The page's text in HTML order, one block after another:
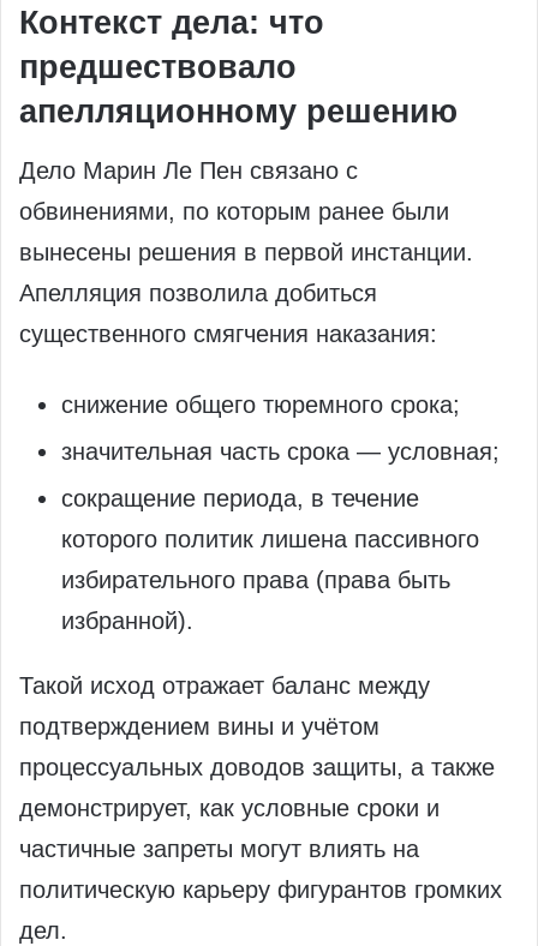
Контекст дела: что
предшествовало
апелляционному решению
Дело Марин Ле Пен связано с
обвинениями, по которым ранее были
вынесены решения в первой инстанции.
Апелляция позволила добиться
существенного смягчения наказания:
снижение общего тюремного срока;
значительная часть срока — условная;
сокращение периода, в течение
которого политик лишена пассивного
избирательного права (права быть
избранной).
Такой исход отражает баланс между
подтверждением вины и учётом
процессуальных доводов защиты, а также
демонстрирует, как условные сроки и
частичные запреты могут влиять на
политическую карьеру фигурантов громких
дел.